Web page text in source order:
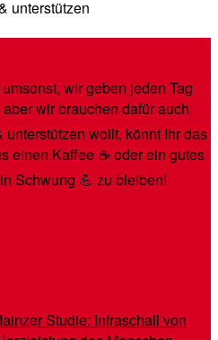
wir geben jeden Tag
wir brauchen dafür auch
wollt, könnt Ihr das
einen Kaffee ☕️ oder ein gutes
Schwung 💪 zu bleiben!
Studie: Infraschall von